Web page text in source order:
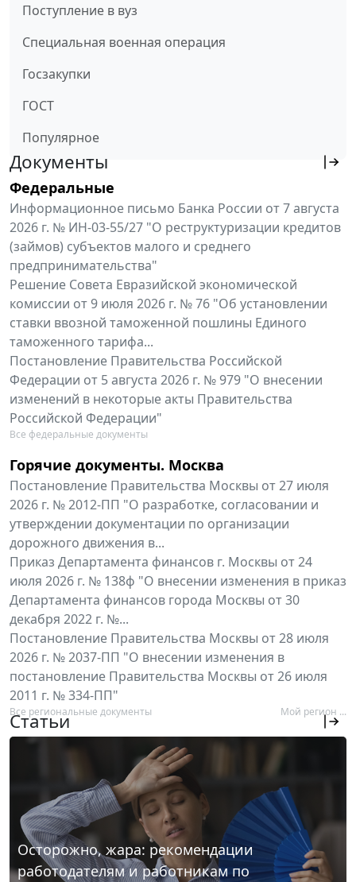
Поступление в вуз
Специальная военная операция
Госзакупки
ГОСТ
Популярное
Документы
Федеральные
Информационное письмо Банка России от 7 августа
2026 г. № ИН-03-55/27 "О реструктуризации кредитов
(займов) субъектов малого и среднего
предпринимательства"
Решение Совета Евразийской экономической
комиссии от 9 июля 2026 г. № 76 "Об установлении
ставки ввозной таможенной пошлины Единого
таможенного тарифа...
Постановление Правительства Российской
Федерации от 5 августа 2026 г. № 979 "О внесении
изменений в некоторые акты Правительства
Российской Федерации"
Все федеральные документы
Горячие документы. Москва
Постановление Правительства Москвы от 27 июля
2026 г. № 2012-ПП "О разработке, согласовании и
утверждении документации по организации
дорожного движения в...
Приказ Департамента финансов г. Москвы от 24
июля 2026 г. № 138ф "О внесении изменения в приказ
Департамента финансов города Москвы от 30
декабря 2022 г. №...
Постановление Правительства Москвы от 28 июля
2026 г. № 2037-ПП "О внесении изменения в
постановление Правительства Москвы от 26 июля
2011 г. № 334-ПП"
Все региональные документы Мой регион ...
Статьи
Осторожно, жара: рекомендации
работодателям и работникам по